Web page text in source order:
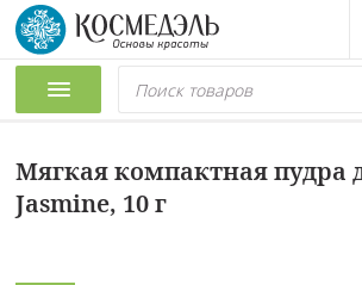
Мягкая компактная пудра
Jasmine, 10 г